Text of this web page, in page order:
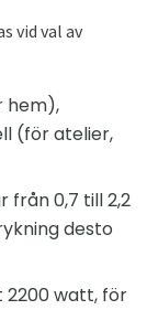
vid val av
hem),
(för atelier,
från 0,7 till 2,2
desto
2200 watt, för